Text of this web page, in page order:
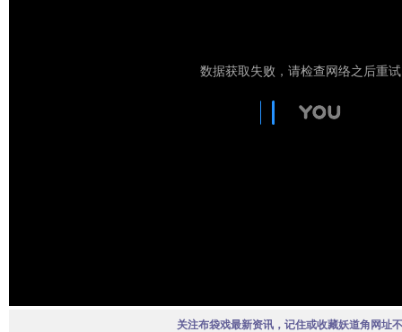
关注布袋戏最新资讯，记住或收藏妖道角网址